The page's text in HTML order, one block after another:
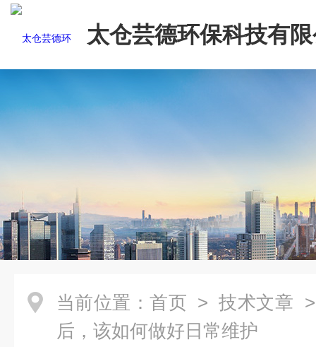
太仓芸德环保科技有
当前位置： 首页 > 技术文章
后，该如何做好日常维护